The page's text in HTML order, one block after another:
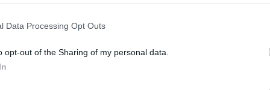
Data Processing Opt Outs
opt-out of the Sharing of my personal data.